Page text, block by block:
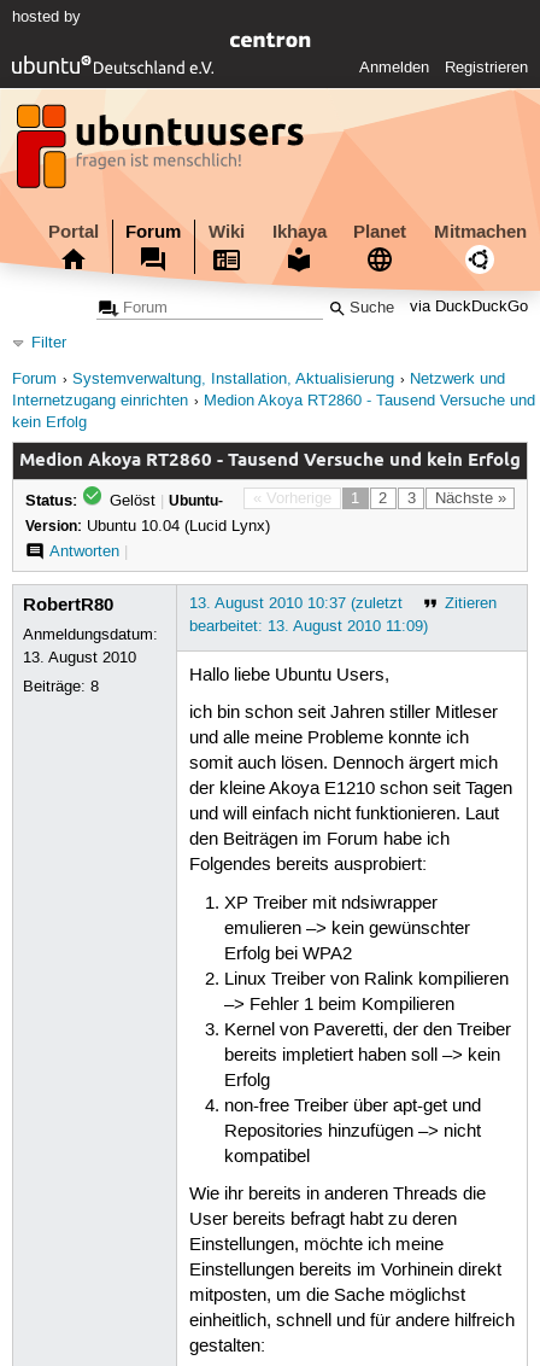
hosted by
Anmelden Registrieren
Portal Forum Wiki Ikhaya Planet Mitmachen
via DuckDuckGo
Filter
Forum
Systemverwaltung, Installation, Aktualisierung
Netzwerk und
Internetzugang einrichten
Medion Akoya RT2860 - Tausend Versuche und
kein Erfolg
Medion Akoya RT2860 - Tausend Versuche und kein Erfolg
« Vorherige 1 2 3 Nächste »
Status: Gelöst | Ubuntu-
Version: Ubuntu 10.04 (Lucid Lynx)
Antworten|
RobertR80
Anmeldungsdatum:
13. August 2010
Beiträge:8
Zitieren
13. August 2010 10:37 (zuletzt
bearbeitet: 13. August 2010 11:09)
Hallo liebe Ubuntu Users,
ich bin schon seit Jahren stiller Mitleser
und alle meine Probleme konnte ich
somit auch lösen. Dennoch ärgert mich
der kleine Akoya E1210 schon seit Tagen
und will einfach nicht funktionieren. Laut
den Beiträgen im Forum habe ich
Folgendes bereits ausprobiert:
XP Treiber mit ndsiwrapper
emulieren –> kein gewünschter
Erfolg bei WPA2
Linux Treiber von Ralink kompilieren
–> Fehler 1 beim Kompilieren
Kernel von Paveretti, der den Treiber
bereits impletiert haben soll –> kein
Erfolg
non-free Treiber über apt-get und
Repositories hinzufügen –> nicht
kompatibel
Wie ihr bereits in anderen Threads die
User bereits befragt habt zu deren
Einstellungen, möchte ich meine
Einstellungen bereits im Vorhinein direkt
mitposten, um die Sache möglichst
einheitlich, schnell und für andere hilfreich
gestalten: